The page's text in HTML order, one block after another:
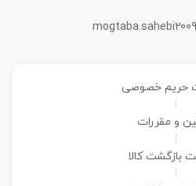
حریم خصوصی
و مقررات
بازگشت کالا